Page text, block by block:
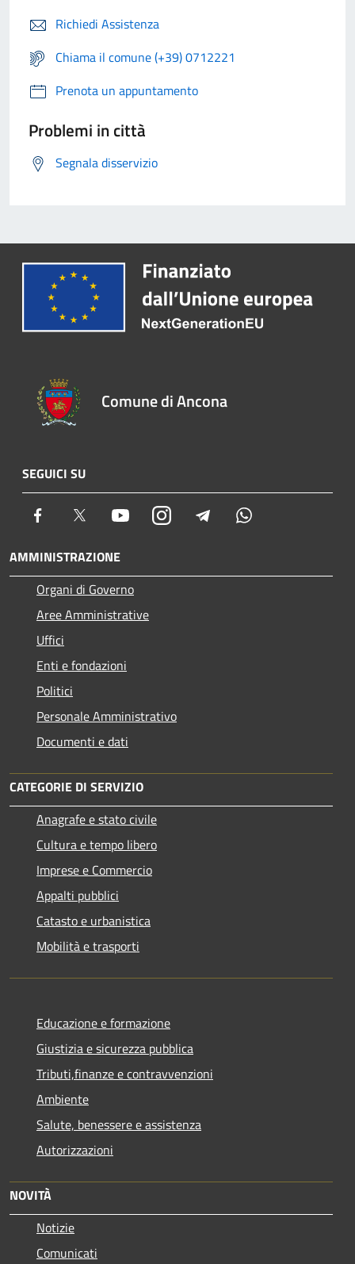
Richiedi Assistenza
Chiama il comune (+39) 0712221
Prenota un appuntamento
Problemi in città
Segnala disservizio
Comune di Ancona
SEGUICI SU
Facebook Twitter YoutubeInstagram Telegram
AMMINISTRAZIONE
Organi di Governo
Aree Amministrative
Uffici
Enti e fondazioni
Politici
Personale Amministrativo
Documenti e dati
CATEGORIE DI SERVIZIO
Anagrafe e stato civile
Cultura e tempo libero
Imprese e Commercio
Appalti pubblici
Catasto e urbanistica
Mobilità e trasporti
Educazione e formazione
Giustizia e sicurezza pubblica
Tributi,finanze e contravvenzioni
Ambiente
Salute, benessere e assistenza
Autorizzazioni
NOVITÀ
Notizie
Comunicati